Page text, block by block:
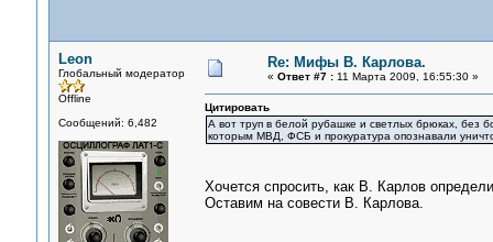
Leon
Глобальный модератор
Offline
Сообщений: 6,482
Re: Мифы В. Карлова.
« Ответ #7 :11 Марта 2009, 16:55:30 »
Цитировать
А вот труп в белой рубашке и светлых брюках,
которым МВД, ФСБ и прокуратура опознавали
Хочется спросить, как В. Карлов
Оставим на совести В. Карлова.